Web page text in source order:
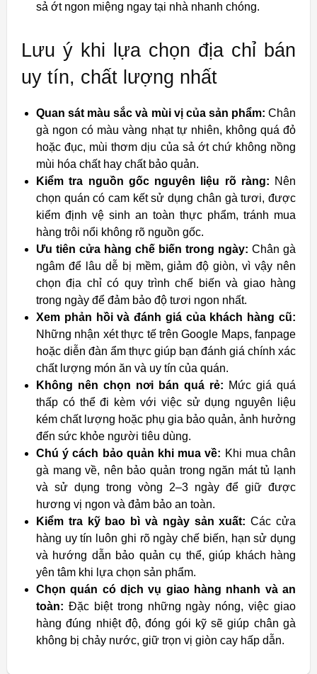
sả ớt ngon miệng ngay tại nhà nhanh chóng.
Lưu ý khi lựa chọn địa chỉ bán
uy tín, chất lượng nhất
Quan sát màu sắc và mùi vị của sản phẩm: Chân
gà ngon có màu vàng nhạt tự nhiên, không quá đỏ
hoặc đục, mùi thơm dịu của sả ớt chứ không nồng
mùi hóa chất hay chất bảo quản.
Kiểm tra nguồn gốc nguyên liệu rõ ràng: Nên
chọn quán có cam kết sử dụng chân gà tươi, được
kiểm định vệ sinh an toàn thực phẩm, tránh mua
hàng trôi nổi không rõ nguồn gốc.
Ưu tiên cửa hàng chế biến trong ngày: Chân gà
ngâm để lâu dễ bị mềm, giảm độ giòn, vì vậy nên
chọn địa chỉ có quy trình chế biến và giao hàng
trong ngày để đảm bảo độ tươi ngon nhất.
Xem phản hồi và đánh giá của khách hàng cũ:
Những nhận xét thực tế trên Google Maps, fanpage
hoặc diễn đàn ẩm thực giúp bạn đánh giá chính xác
chất lượng món ăn và uy tín của quán.
Không nên chọn nơi bán quá rẻ: Mức giá quá
thấp có thể đi kèm với việc sử dụng nguyên liệu
kém chất lượng hoặc phụ gia bảo quản, ảnh hưởng
đến sức khỏe người tiêu dùng.
Chú ý cách bảo quản khi mua về: Khi mua chân
gà mang về, nên bảo quản trong ngăn mát tủ lạnh
và sử dụng trong vòng 2–3 ngày để giữ được
hương vị ngon và đảm bảo an toàn.
Kiểm tra kỹ bao bì và ngày sản xuất: Các cửa
hàng uy tín luôn ghi rõ ngày chế biến, hạn sử dụng
và hướng dẫn bảo quản cụ thể, giúp khách hàng
yên tâm khi lựa chọn sản phẩm.
Chọn quán có dịch vụ giao hàng nhanh và an
toàn: Đặc biệt trong những ngày nóng, việc giao
hàng đúng nhiệt độ, đóng gói kỹ sẽ giúp chân gà
không bị chảy nước, giữ trọn vị giòn cay hấp dẫn.